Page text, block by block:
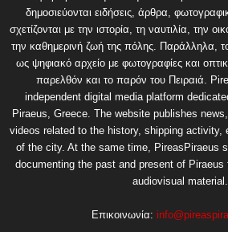
δημοσιεύονται ειδήσεις, άρθρα,
σχετίζονται με την ιστορία, τη ναυτιλία, την
την καθημερινή ζωή της πόλης. Παράλληλα,
ως ψηφιακό αρχείο με φωτογραφίες και
παρελθόν και το παρόν του Πειραιά.
independent digital media platform
Piraeus, Greece. The website publishes
videos related to the history, shipping activity,
of the city. At the same time, PireasPiraeus
documenting the past and present of Piraeus
audiovisual material.
Επικοινωνία: